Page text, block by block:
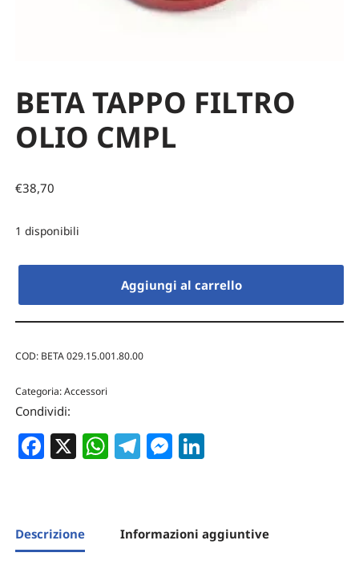
BETA TAPPO FILTRO
OLIO CMPL
€38,70
1 disponibili
Aggiungi al carrello
COD: BETA 029.15.001.80.00
Categoria:Accessori
Condividi:
Facebook
X WhatsApp
Telegram
Messenger
Descrizione Informazioni aggiuntive